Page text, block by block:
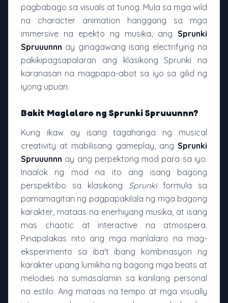
pagbabago sa visuals at tunog. Mula sa mga wild
na character animation hanggang sa mga
immersive na epekto ng musika, ang Sprunki
Spruuunnn ay ginagawang isang electrifying na
pakikipagsapalaran ang klasikong Sprunki na
karanasan na magpapa-abot sa iyo sa gilid ng
iyong upuan.
Bakit Maglalaro ng Sprunki Spruuunnn?
Kung ikaw ay isang tagahanga ng musical
creativity at mabilisang gameplay, ang Sprunki
Spruuunnn ay ang perpektong mod para sa iyo.
Inaalok ng mod na ito ang isang bagong
perspektibo sa klasikong Sprunkiformula sa
pamamagitan ng pagpapakilala ng mga bagong
karakter, mataas na enerhiyang musika, at isang
mas chaotic at interactive na atmospera.
Pinapalakas nito ang mga manlalaro na mag-
eksperimento sa iba't ibang kombinasyon ng
karakter upang lumikha ng bagong mga beats at
melodies na sumasalamin sa kanilang personal
na estilo. Ang mataas na tempo at mga visually